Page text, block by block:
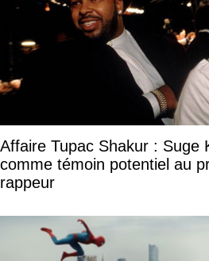
Affaire Tupac Shakur : Suge
comme témoin potentiel au
rappeur